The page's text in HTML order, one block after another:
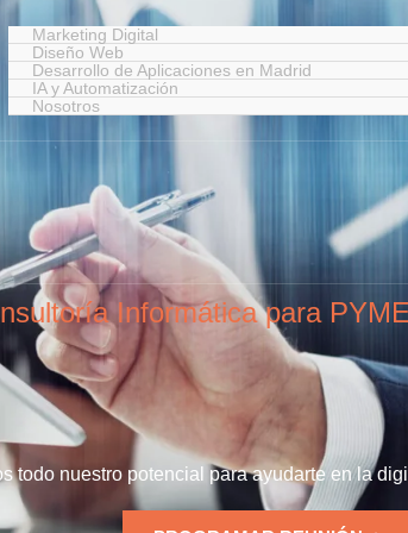
Marketing Digital
Diseño Web
Desarrollo de Aplicaciones en Madrid
IA y Automatización
Nosotros
Informática para
todo nuestro potencial para ayudarte en la